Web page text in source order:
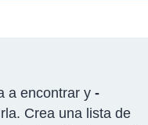
a encontrar y -
Crea una lista de